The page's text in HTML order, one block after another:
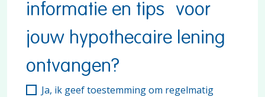
informatie en tips voor
jouw hypothecaire lening
ontvangen?
Ja, ik geef toestemming om regelmatig